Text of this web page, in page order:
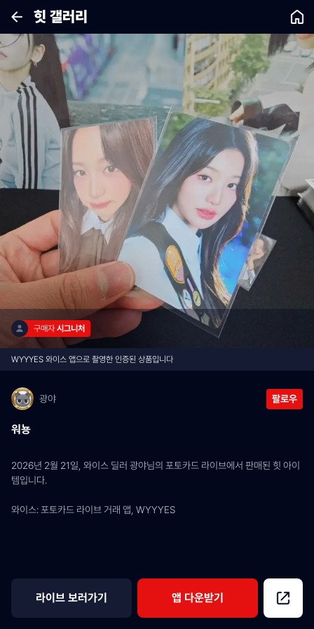
힛 갤러리
구매자 시그니처
WYYYES 와이스 앱으로 촬영한 인증된 상품입니다
광야 팔로우
워뇽
2026년 2월 21일, 와이스 딜러 광야님의 포토카드 라이브에서 판매된 힛 아이
템입니다.
와이스: 포토카드 라이브 거래 앱, WYYYES
라이브 보러가기 앱 다운받기